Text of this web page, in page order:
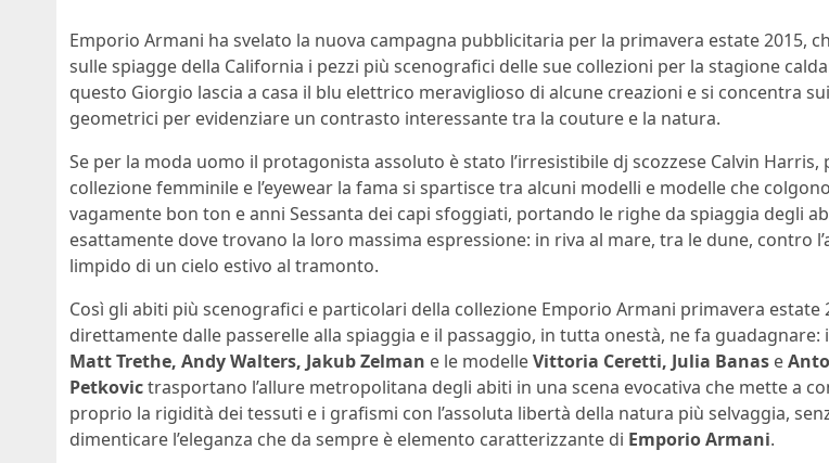
Emporio Armani ha svelato la nuova campagna pubblicitaria per la primavera estate 2015,
sulle spiagge della California i pezzi più scenografici delle sue collezioni per la stagione
questo Giorgio lascia a casa il blu elettrico meraviglioso di alcune creazioni e si concentra
geometrici per evidenziare un contrasto interessante tra la couture e la natura.
Se per la moda uomo il protagonista assoluto è stato l’irresistibile dj scozzese Calvin Harris,
collezione femminile e l’eyewear la fama si spartisce tra alcuni modelli e modelle che
vagamente bon ton e anni Sessanta dei capi sfoggiati, portando le righe da spiaggia degli
esattamente dove trovano la loro massima espressione: in riva al mare, tra le dune, contro
limpido di un cielo estivo al tramonto.
Così gli abiti più scenografici e particolari della collezione Emporio Armani primavera estate
direttamente dalle passerelle alla spiaggia e il passaggio, in tutta onestà, ne fa guadagnare:
Matt Trethe, Andy Walters, Jakub Zelman e le modelleVittoria Ceretti, Julia Banas e
Petkovictrasportano l’allure metropolitana degli abiti in una scena evocativa che mette a
proprio la rigidità dei tessuti e i grafismi con l’assoluta libertà della natura più selvaggia,
dimenticare l’eleganza che da sempre è elemento caratterizzante di Emporio Armani.